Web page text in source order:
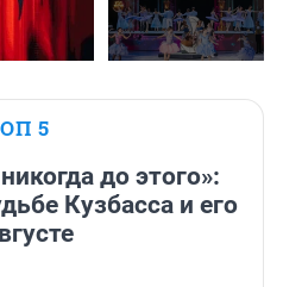
5
до этого»:
Кузбасса и его